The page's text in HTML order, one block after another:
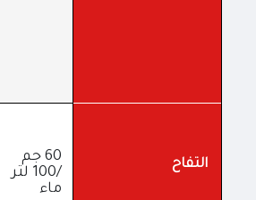
التفاح
60 جم
/100 لتر
ماء